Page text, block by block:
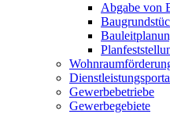
Abgabe von
Gewerbebetriebe
Gewerbegebiete